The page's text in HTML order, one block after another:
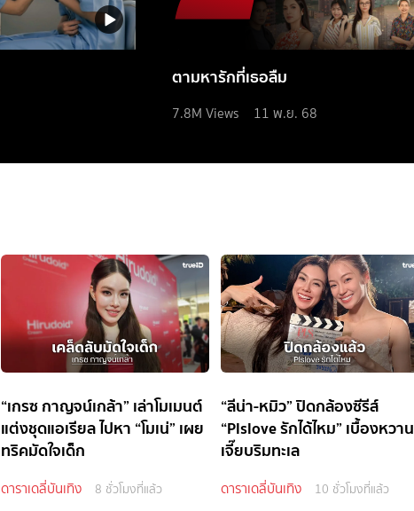
ตามหารักที่เธอลืม
7.8M Views 11 พ.ย. 68
“เกรซ กาญจน์เกล้า” เล่าโมเมนต์
แต่งชุดแอเรียล ไปหา “โมเน่” เผย
ทริคมัดใจเด็ก
ดาราเดลี่บันเทิง 8 ชั่วโมงที่แล้ว
“ลีน่า-หมิว” ปิดกล้องซีรีส์
“Plslove รักได้ไหม” เบื้องหวาน
เจี๊ยบริมทะเล
ดาราเดลี่บันเทิง 10 ชั่วโมงที่แล้ว